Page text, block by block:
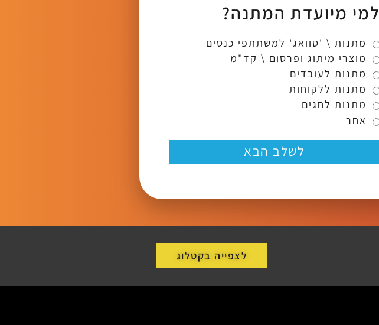
למי מיועדת המתנה?
מתנות \ 'סוואג' למשתתפי כנסים
מוצרי מיתוג ופרסום \ קד"מ
מתנות לעובדים
מתנות ללקוחות
מתנות לחגים
אחר
לשלב הבא
לצפייה בקטלוג